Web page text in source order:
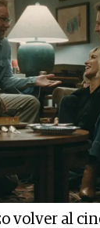
volver al